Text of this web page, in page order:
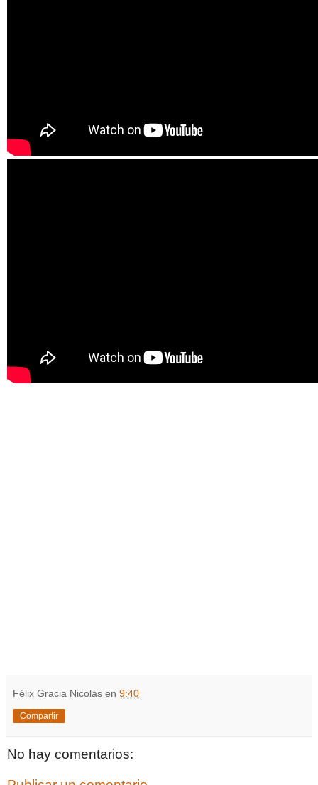
Félix Gracia Nicolás en 9:40
Compartir
No hay comentarios: